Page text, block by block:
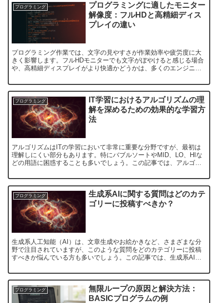
プログラミング
プログラミングに適したモニター
解像度：フルHDと高精細ディス
プレイの違い
プログラミング作業では、文字の見やすさが作業効率や疲労度に大
きく影響します。フルHDモニターでも文字がぼやけると感じる場合
や、高精細ディスプレイがより快適かどうかは、多くのエンジニア
プログラミング
IT学習におけるアルゴリズムの理
解を深めるための効果的な学習方
法
アルゴリズムはITの学習において非常に重要な分野ですが、最初は
理解しにくい部分もあります。特にバブルソートやMID、LO、HIな
どの用語に困惑することも多いでしょう。この記事では、アルゴリ
プログラミング
生成系AIに関する質問はどのカテ
ゴリーに投稿すべきか？
生成系人工知能（AI）は、文章生成やお絵かきなど、さまざまな分
野で注目されていますが、このような質問をどのカテゴリーに投稿
すべきか悩んでいる方も多いでしょう。この記事では、生成系AIに
プログラミング
無限ループの原因と解決方法：
BASICプログラムの例